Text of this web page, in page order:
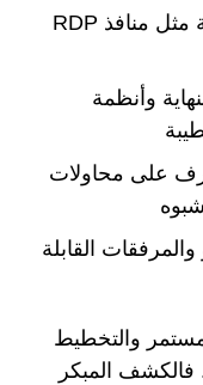
تعطيل الخدمات غير الضرورية مثل منافذ RDP
وأنظمة
على محاولات
القابلة
والتخطيط
فالكشف المبكر